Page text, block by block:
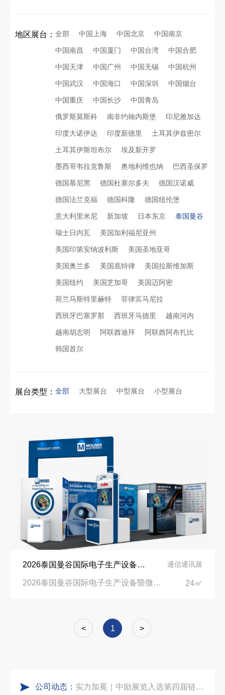
地区展台： 全部 中国上海 中国北京 中国南京
中国南昌 中国厦门 中国台湾 中国合肥
中国天津 中国广州 中国无锡 中国杭州
中国武汉 中国海口 中国深圳 中国烟台
中国重庆 中国长沙 中国青岛
俄罗斯莫斯科 南非约翰内斯堡 印尼雅加达
印度大诺伊达 印度新德里 土耳其伊兹密尔
土耳其伊斯坦布尔 埃及新开罗
墨西哥韦拉克鲁斯 奥地利维也纳 巴西圣保罗
德国慕尼黑 德国杜塞尔多夫 德国汉诺威
德国法兰克福 德国科隆 德国纽伦堡
意大利里米尼 新加坡 日本东京 泰国曼谷
瑞士日内瓦 美国加利福尼亚州
美国印第安纳波利斯 美国圣地亚哥
美国奥兰多 美国底特律 美国拉斯维加斯
美国纽约 美国芝加哥 美国迈阿密
荷兰马斯特里赫特 菲律宾马尼拉
西班牙巴塞罗那 西班牙马德里 越南河内
越南胡志明 阿联酋迪拜 阿联酋阿布扎比
韩国首尔
展台类型： 全部 大型展台 中型展台 小型展台
2026泰国曼谷国际电子生产设备暨微电子展览会展台设计搭建公司 通信通讯展
2026泰国曼谷国际电子生产设备暨微电子展览会|BITEC, Bangkok, Thailand 24㎡
< 1 >
公司动态：
凝心聚力，逐浪盛夏｜中励展览 2026 年 7 月莫干山三日团建之旅圆满收官
粽情端午，展梦申城
实力加冕｜中励展览入选第四届链博会推荐搭建施工服务商名录
公司国外参展总结报告参考模板范文
索马里异地环保设备展可持续展台搭建：避开行业乱象，用模块化绿色方案拿下东非环保订单
中东建材展特装展台验收确认区通关指南：避开这5个坑，省下20万